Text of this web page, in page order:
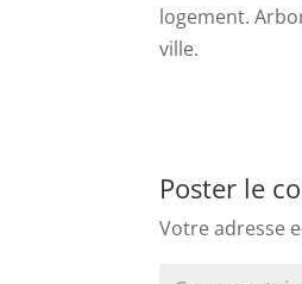
logement.
ville.
Poster le
Votre adresse